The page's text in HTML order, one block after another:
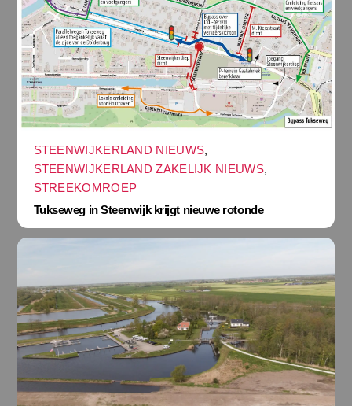
STEENWIJKERLAND NIEUWS,
STEENWIJKERLAND ZAKELIJK NIEUWS,
STREEKOMROEP
Tukseweg in Steenwijk krijgt nieuwe rotonde